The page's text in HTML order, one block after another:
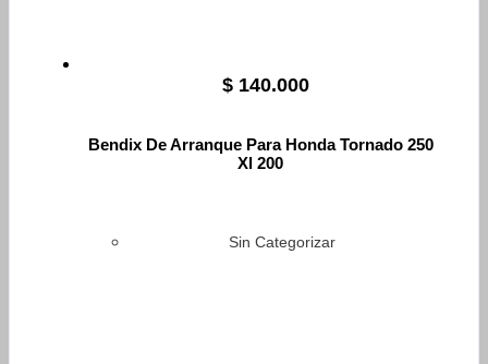
$ 140.000
Bendix De Arranque Para Honda Tornado 250
Xl 200
Sin Categorizar